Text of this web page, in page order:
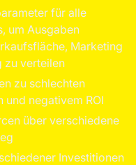
für alle
um Ausgaben
Marketing
zu verteilen
zu schlechten
und negativem ROI
über verschiedene
Investitionen